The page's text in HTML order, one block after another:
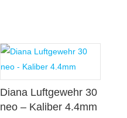
Diana Luftgewehr 30
neo – Kaliber 4.4mm